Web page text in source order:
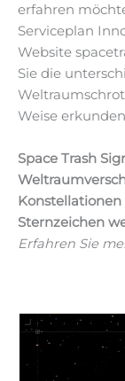
erfahren
Serviceplan
Website
Sie die
Weise
Space Trash
Sternzeichen
Erfahren Sie